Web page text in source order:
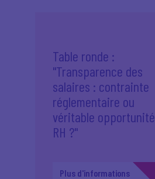
Table ronde :
"Transparence des
salaires : contrainte
réglementaire ou
véritable opportunité
RH ?"
Plus d'informations